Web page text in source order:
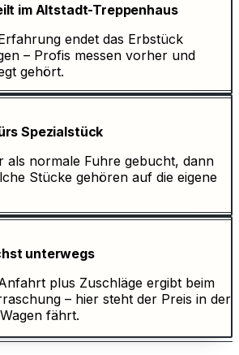
im Altstadt-Treppenhaus
endet das Erbstück
– Profis messen vorher und
gehört.
Spezialstück
als normale Fuhre gebucht, dann
Stücke gehören auf die eigene
unterwegs
plus Zuschläge ergibt beim
– hier steht der Preis in der
fährt.